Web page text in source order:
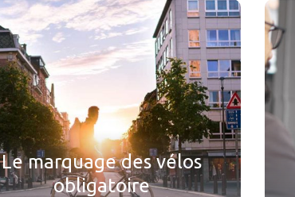
Le marquage des vélos
obligatoire